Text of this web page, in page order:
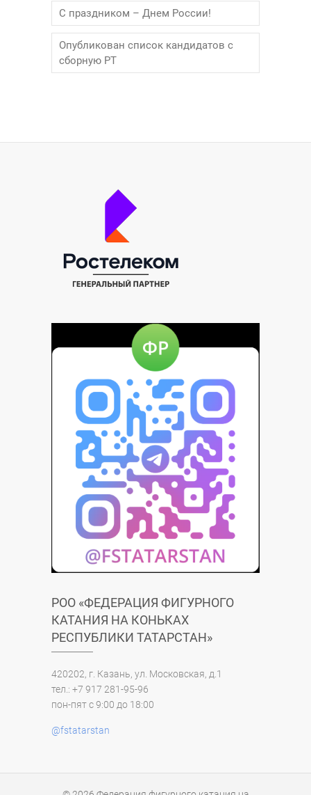
С праздником – Днем России!
Опубликован список кандидатов с
сборную РТ
РОО «ФЕДЕРАЦИЯ ФИГУРНОГО
КАТАНИЯ НА КОНЬКАХ
РЕСПУБЛИКИ ТАТАРСТАН»
420202, г. Казань, ул. Московская, д.1
тел.: +7 917 281-95-96
пон-пят с 9:00 до 18:00
@fstatarstan